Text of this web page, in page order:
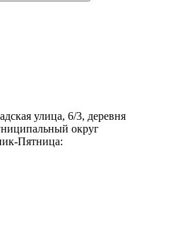
улица, 6/3, деревня
округ
Пятница: